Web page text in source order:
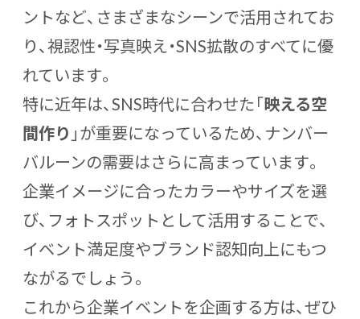
ントなど、さまざまなシーンで活用されてお
り、視認性・写真映え・SNS拡散のすべてに優
れています。
特に近年は、SNS時代に合わせた「映える空
間作り 」が重要になっているため、ナンバー
バルーンの需要はさらに高まっています。
企業イメージに合ったカラーやサイズを選
び、フォトスポットとして活用することで、
イベント満足度やブランド認知向上にもつ
ながるでしょう。
これから企業イベントを企画する方は、ぜひ